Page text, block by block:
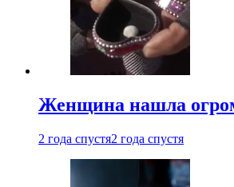
Женщина нашла
2 года спустя2 года спустя